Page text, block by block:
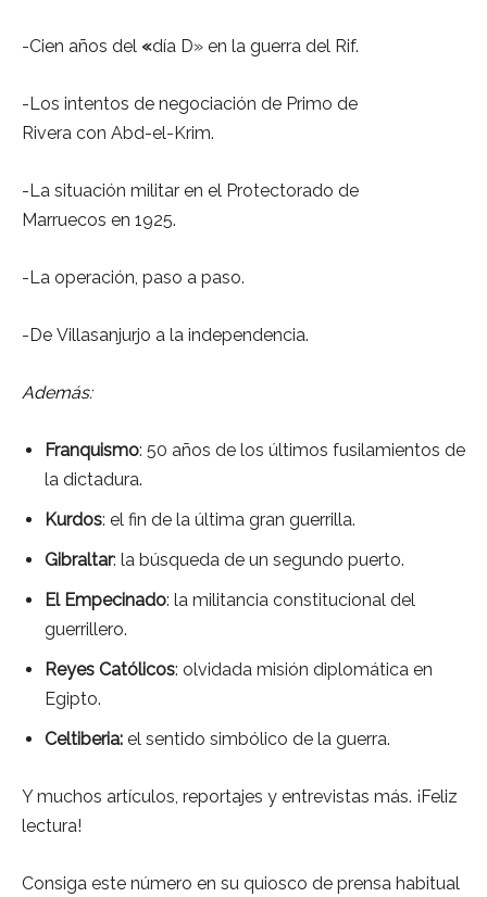
-Cien años del «día D» en la guerra del Rif.
-Los intentos de negociación de Primo de
Rivera con Abd-el-Krim.
-La situación militar en el Protectorado de
Marruecos en 1925.
-La operación, paso a paso.
-De Villasanjurjo a la independencia.
Además:
Franquismo: 50 años de los últimos fusilamientos de
la dictadura.
Kurdos: el fin de la última gran guerrilla.
Gibraltar: la búsqueda de un segundo puerto.
El Empecinado: la militancia constitucional del
guerrillero.
Reyes Católicos: olvidada misión diplomática en
Egipto.
Celtiberia: el sentido simbólico de la guerra.
Y muchos artículos, reportajes y entrevistas más. ¡Feliz
lectura!
Consiga este número en su quiosco de prensa habitual